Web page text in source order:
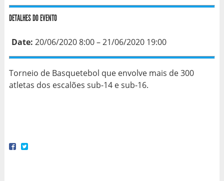
DETALHES DO EVENTO
Date: 20/06/2020 8:00–21/06/2020 19:00
Torneio de Basquetebol que envolve mais de 300
atletas dos escalões sub-14 e sub-16.